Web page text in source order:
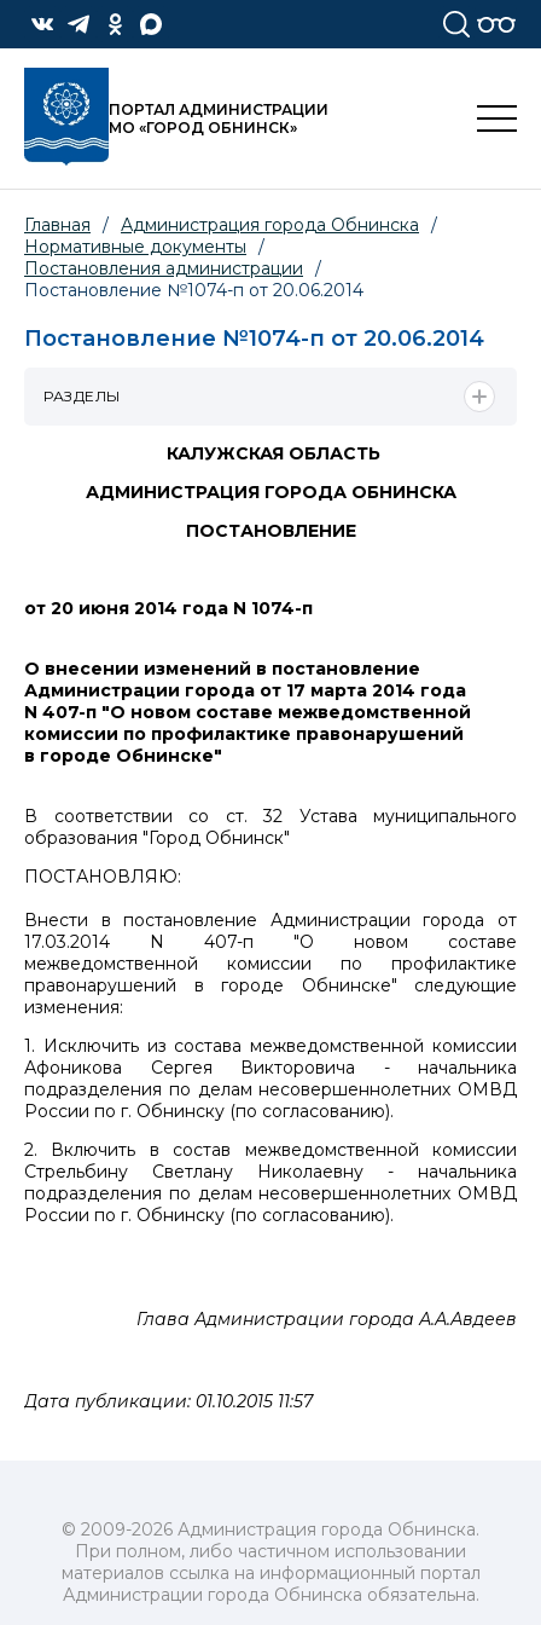
ПОРТАЛ АДМИНИСТРАЦИИ
МО «ГОРОД ОБНИНСК»
Главная / Администрация города Обнинска
/
Нормативные документы
/
Постановления администрации
/
Постановление №1074-п от 20.06.2014
Постановление №1074-п от 20.06.2014
КАЛУЖСКАЯ ОБЛАСТЬ
АДМИНИСТРАЦИЯ ГОРОДА ОБНИНСКА
ПОСТАНОВЛЕНИЕ
от 20 июня 2014 года N 1074-п
О внесении изменений в постановление
Администрации города от 17 марта 2014 года
N 407-п "О новом составе межведомственной
комиссии по профилактике правонарушений
в городе Обнинске"
В соответствии со ст. 32 Устава муниципального
образования "Город Обнинск"
ПОСТАНОВЛЯЮ:
Внести в постановление Администрации города от
17.03.2014 N 407-п "О новом составе
межведомственной комиссии по профилактике
правонарушений в городе Обнинске" следующие
изменения:
1. Исключить из состава межведомственной комиссии
Афоникова Сергея Викторовича - начальника
подразделения по делам несовершеннолетних ОМВД
России по г. Обнинску (по согласованию).
2. Включить в состав межведомственной комиссии
Стрельбину Светлану Николаевну - начальника
подразделения по делам несовершеннолетних ОМВД
России по г. Обнинску (по согласованию).
Глава Администрации города А.А.Авдеев
Дата публикации: 01.10.2015 11:57
РАЗДЕЛЫ
© 2009-2026 Администрация города Обнинска.
При полном, либо частичном использовании
материалов ссылка на информационный портал
Администрации города Обнинска обязательна.